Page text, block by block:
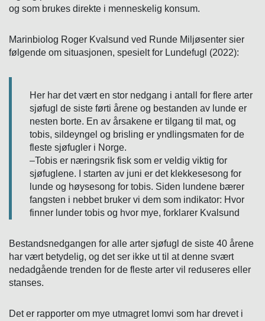
og som brukes direkte i menneskelig konsum.
Marinbiolog Roger Kvalsund ved Runde Miljøsenter sier
følgende om situasjonen, spesielt for Lundefugl (2022):
Her har det vært en stor nedgang i antall for flere arter
sjøfugl de siste førti årene og bestanden av lunde er
nesten borte. En av årsakene er tilgang til mat, og
tobis, sildeyngel og brisling er yndlingsmaten for de
fleste sjøfugler i Norge.
–Tobis er næringsrik fisk som er veldig viktig for
sjøfuglene. I starten av juni er det klekkesesong for
lunde og høysesong for tobis. Siden lundene bærer
fangsten i nebbet bruker vi dem som indikator: Hvor
finner lunder tobis og hvor mye, forklarer Kvalsund
Bestandsnedgangen for alle arter sjøfugl de siste 40 årene
har vært betydelig, og det ser ikke ut til at denne svært
nedadgående trenden for de fleste arter vil reduseres eller
stanses.
Det er rapporter om mye utmagret lomvi som har drevet i